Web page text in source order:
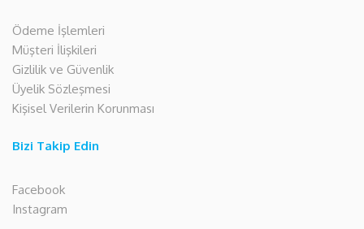
Ödeme İşlemleri
Müşteri İlişkileri
Gizlilik ve Güvenlik
Üyelik Sözleşmesi
Kişisel Verilerin Korunması
Bizi Takip Edin
Facebook
Instagram